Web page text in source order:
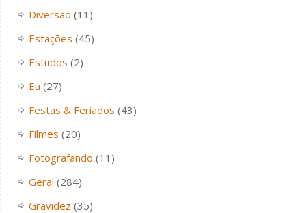
Diversão (11)
Estações (45)
Estudos (2)
Eu (27)
Festas & Feriados (43)
Filmes (20)
Fotografando (11)
Geral (284)
Gravidez (35)